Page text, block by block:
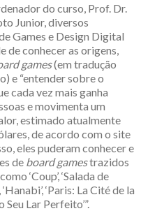
do curso, Prof. Dr.
Junior, diversos
Games e Design Digital
conhecer as origens,
games(em tradução
e “entender sobre o
cada vez mais ganha
e movimenta um
estimado atualmente
de acordo com o site
eles puderam conhecer e
de board gamestrazidos
‘Coup’, ‘Salada de
‘Hanabi’, ‘Paris: La Cité de la
Seu Lar Perfeito’”.